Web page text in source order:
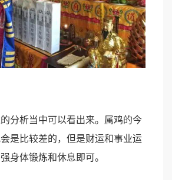
析当中可以看出来。属鸡的今
是比较差的，但是财运和事业运
身体锻炼和休息即可。